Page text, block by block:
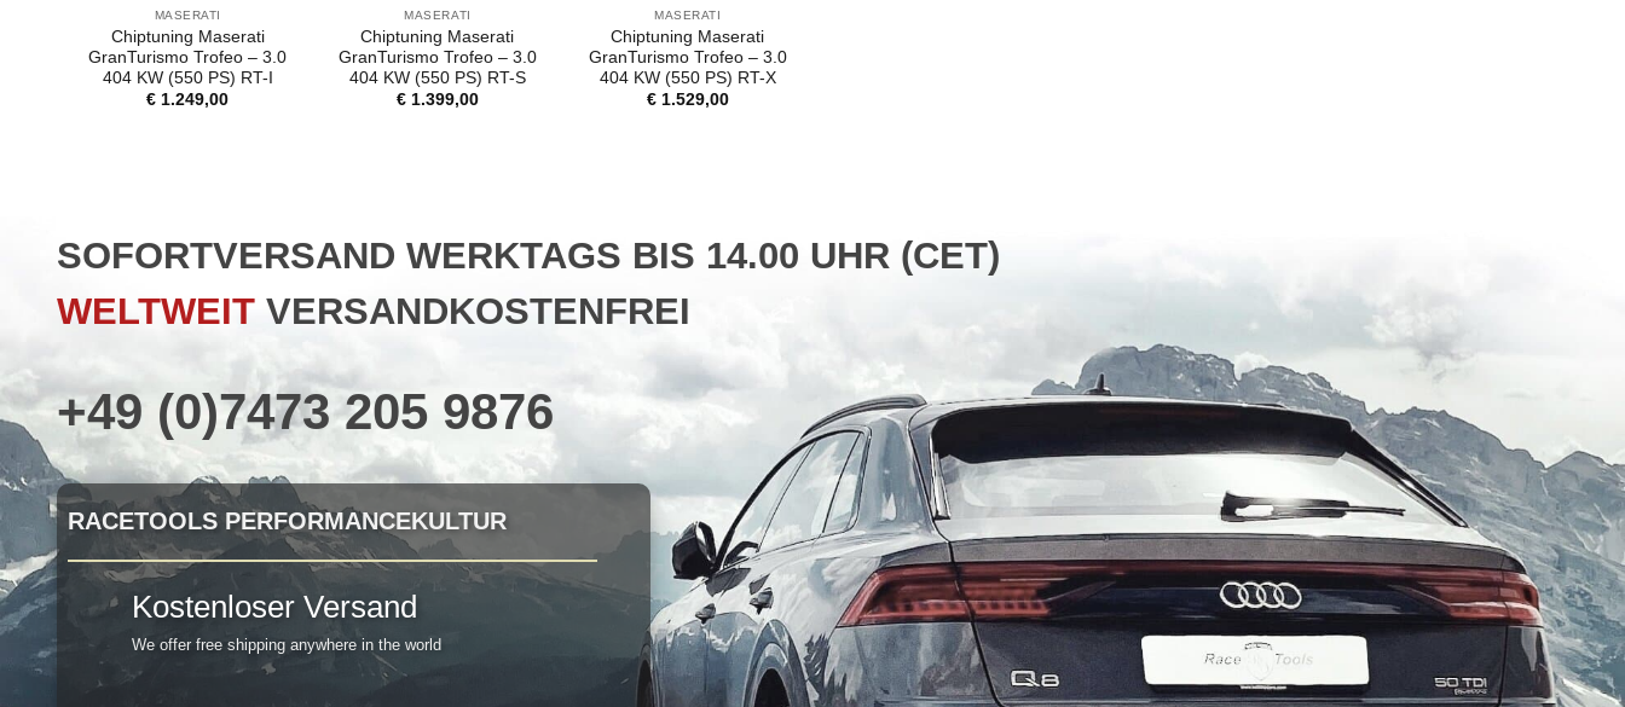
MASERATI
Chiptuning Maserati
GranTurismo Trofeo – 3.0
404 KW (550 PS) RT-I
€ 1.249,00
MASERATI
Chiptuning Maserati
GranTurismo Trofeo – 3.0
404 KW (550 PS) RT-S
€1.399,00
MASERATI
Chiptuning Maserati
GranTurismo Trofeo – 3.0
404 KW (550 PS) RT-X
€1.529,00
SOFORTVERSAND WERKTAGS BIS 14.00 UHR (CET)
WELTWEIT VERSANDKOSTENFREI
+49 (0)7473 205 9876
RACETOOLS PERFORMANCEKULTUR
Kostenloser Versand
We offer free shipping anywhere in the world